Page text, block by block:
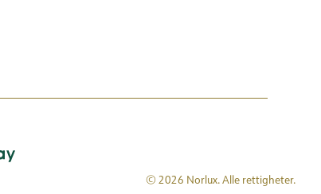
© 2026 Norlux. Alle rettigheter.